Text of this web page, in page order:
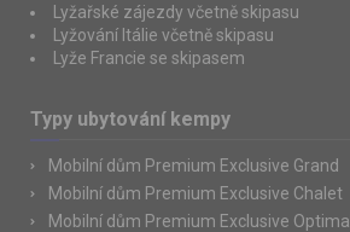
Lyžařské zájezdy včetně skipasu
Lyžování Itálie včetně skipasu
Lyže Francie se skipasem
Typy ubytování kempy
Mobilní dům Premium Exclusive Grand
Mobilní dům Premium Exclusive Chalet
Mobilní dům Premium Exclusive Optimal